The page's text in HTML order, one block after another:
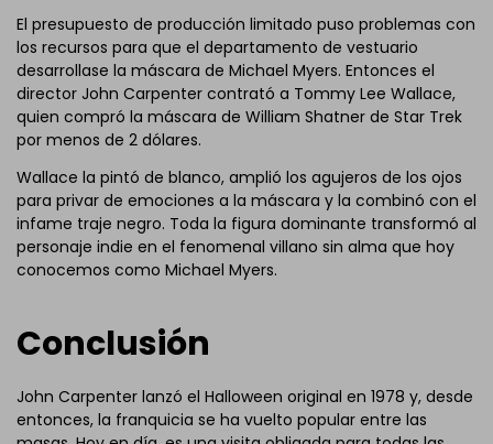
El presupuesto de producción limitado puso problemas con
los recursos para que el departamento de vestuario
desarrollase la máscara de Michael Myers. Entonces el
director John Carpenter contrató a Tommy Lee Wallace,
quien compró la máscara de William Shatner de Star Trek
por menos de 2 dólares.
Wallace la pintó de blanco, amplió los agujeros de los ojos
para privar de emociones a la máscara y la combinó con el
infame traje negro. Toda la figura dominante transformó al
personaje indie en el fenomenal villano sin alma que hoy
conocemos como Michael Myers.
Conclusión
John Carpenter lanzó el Halloween original en 1978 y, desde
entonces, la franquicia se ha vuelto popular entre las